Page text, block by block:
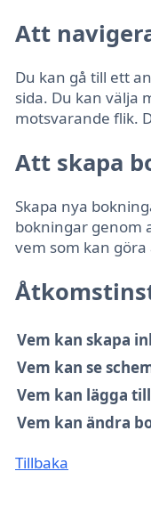
Att
Du kan gå till ett
sida. Du kan välja
motsvarande flik.
Att skapa
Skapa nya
bokningar genom
vem som kan
Vem kan skapa
Vem kan se
Vem kan lägga
Vem kan ändra
Tillbaka